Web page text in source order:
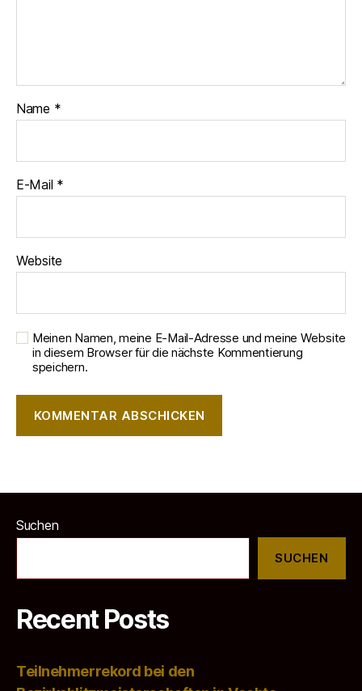
Name *
E-Mail *
Website
Meinen Namen, meine E-Mail-Adresse und meine Website
in diesem Browser für die nächste Kommentierung
speichern.
Suchen
SUCHEN
Recent Posts
Teilnehmerrekord bei den